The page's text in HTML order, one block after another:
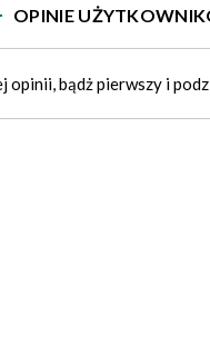
OPINIE
opinii, bądż pierwszy i